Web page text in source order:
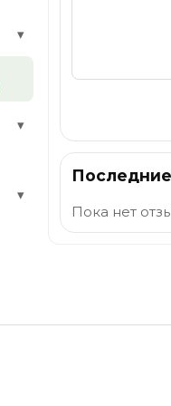
▾
▾
▾
Пока нет